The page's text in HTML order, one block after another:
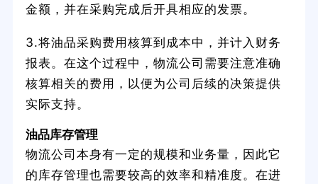
金额，并在采购完成后开具相应的发票。
3.将油品采购费用核算到成本中，并计入财务
报表。在这个过程中，物流公司需要注意准确
核算相关的费用，以便为公司后续的决策提供
实际支持。
油品库存管理
物流公司本身有一定的规模和业务量，因此它
的库存管理也需要较高的效率和精准度。在进